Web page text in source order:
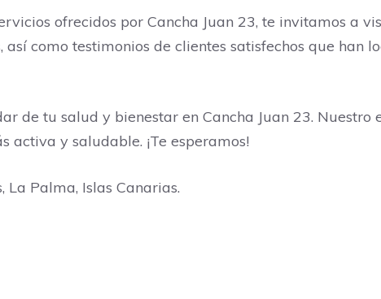
ofrecidos por Cancha Juan 23, te invitamos a
como testimonios de clientes satisfechos que han
de tu salud y bienestar en Cancha Juan 23.
y saludable. ¡Te esperamos!
La Palma, Islas Canarias.